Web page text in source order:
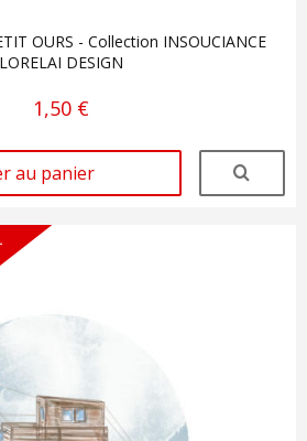
OURS - Collection INSOUCIANCE
LORELAI DESIGN
1,50 €
au panier